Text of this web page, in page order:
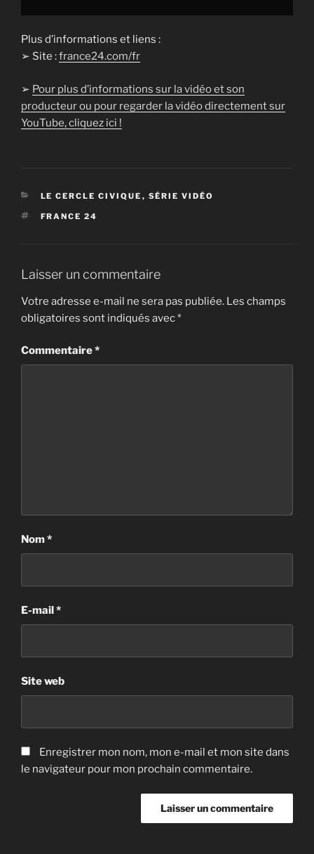
Plus d’informations et liens :
➢ Site :france24.com/fr
➢ Pour plus d’informations sur la vidéo et son
producteur ou pour regarder la vidéo directement sur
YouTube, cliquez ici !
CATÉGORIES
LE CERCLE CIVIQUE , SÉRIE VIDÉO
ÉTIQUETTES
FRANCE 24
Laisser un commentaire
Votre adresse e-mail ne sera pas publiée. Les champs
obligatoires sont indiqués avec*
Commentaire*
Nom*
E-mail*
Site web
Enregistrer mon nom, mon e-mail et mon site dans
le navigateur pour mon prochain commentaire.